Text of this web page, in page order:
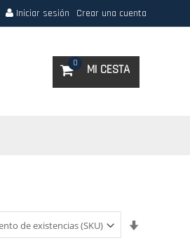
Iniciar sesión Crear una cuenta
MI CESTA
0